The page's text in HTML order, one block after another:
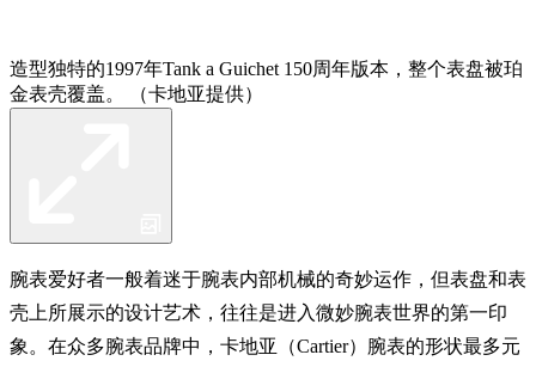
造型独特的1997年Tank a Guichet 150周年版本，整个表盘被珀
金表壳覆盖。 （卡地亚提供）
腕表爱好者一般着迷于腕表内部机械的奇妙运作，但表盘和表
壳上所展示的设计艺术，往往是进入微妙腕表世界的第一印
象。在众多腕表品牌中，卡地亚（Cartier）腕表的形状最多元